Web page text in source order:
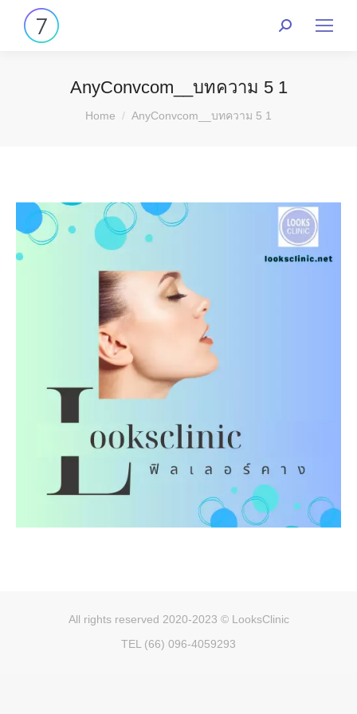
AnyConvcom__บทความ 5 1
You are here:
Home AnyConvcom__บทความ 5 1
All rights reserved 2020-2023 © LooksClinic
TEL (66) 096-4059293